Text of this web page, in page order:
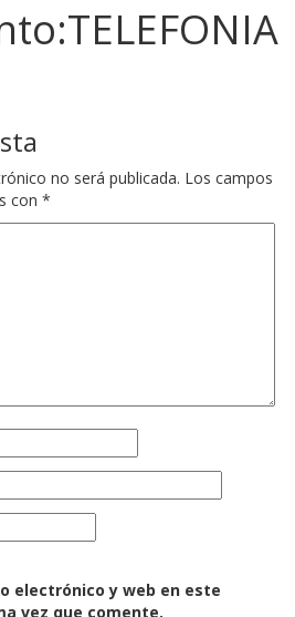
no será publicada. Los campos
con *
electrónico y web en este
vez que comente.